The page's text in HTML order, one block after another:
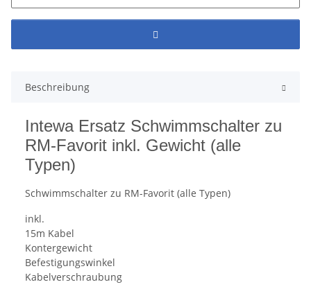
Beschreibung
Intewa Ersatz Schwimmschalter zu
RM-Favorit inkl. Gewicht (alle
Typen)
Schwimmschalter zu RM-Favorit (alle Typen)
inkl.
15m Kabel
Kontergewicht
Befestigungswinkel
Kabelverschraubung